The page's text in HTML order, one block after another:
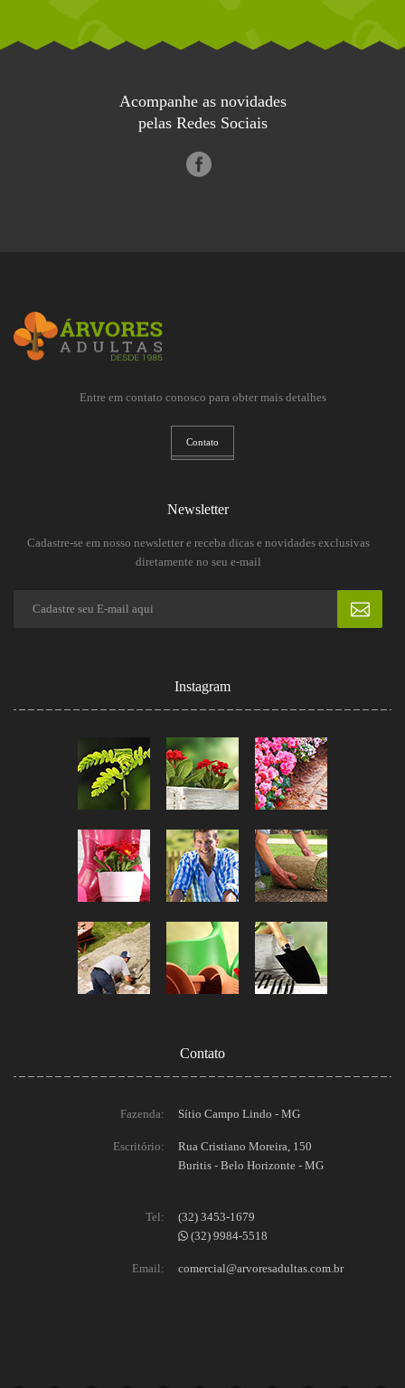
Acompanhe as novidades
pelas Redes Sociais
Entre em contato conosco para obter mais detalhes
Contato
Newsletter
Cadastre-se em nosso newsletter e receba dicas e novidades exclusivas
diretamente no seu e-mail
Instagram
Contato
Fazenda: Sítio Campo Lindo - MG
Escritório:
Rua Cristiano Moreira, 150
Buritis - Belo Horizonte - MG
Tel:
(32) 3453-1679
(32) 9984-5518
Email: comercial@arvoresadultas.com.br